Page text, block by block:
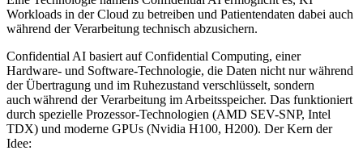
Workloads in der Cloud zu betreiben und Patientendaten dabei auch
während der Verarbeitung technisch abzusichern.
Confidential AI basiert auf Confidential Computing, einer
Hardware- und Software-Technologie, die Daten nicht nur während
der Übertragung und im Ruhezustand verschlüsselt, sondern
auch während der Verarbeitung im Arbeitsspeicher. Das funktioniert
durch spezielle Prozessor-Technologien (AMD SEV-SNP, Intel
TDX) und moderne GPUs (Nvidia H100, H200). Der Kern der
Idee: